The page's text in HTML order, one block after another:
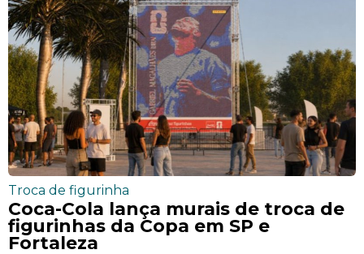
Troca de figurinha
Coca-Cola lança murais de troca de
figurinhas da Copa em SP e
Fortaleza